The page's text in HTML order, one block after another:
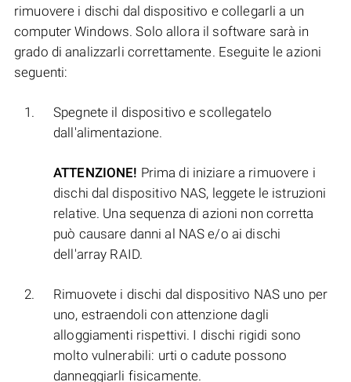
rimuovere i dischi dal dispositivo e collegarli a un
computer Windows. Solo allora il software sarà in
grado di analizzarli correttamente. Eseguite le azioni
seguenti:
Spegnete il dispositivo e scollegatelo
dall'alimentazione.
ATTENZIONE! Prima di iniziare a rimuovere i
dischi dal dispositivo NAS, leggete le istruzioni
relative. Una sequenza di azioni non corretta
può causare danni al NAS e/o ai dischi
dell'array RAID.
Rimuovete i dischi dal dispositivo NAS uno per
uno, estraendoli con attenzione dagli
alloggiamenti rispettivi. I dischi rigidi sono
molto vulnerabili: urti o cadute possono
danneggiarli fisicamente.